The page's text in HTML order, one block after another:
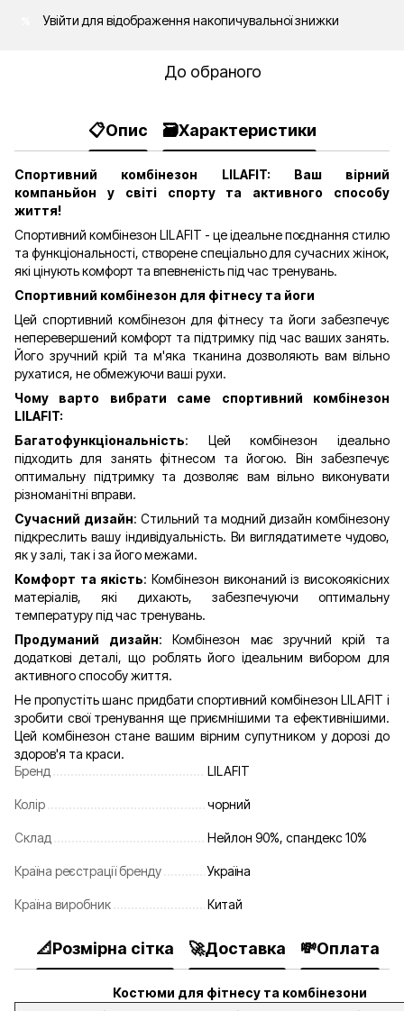
Увійти для відображення накопичувальної знижки
До обраного
📋Опис 🗃️Характеристики
Спортивний комбінезон LILAFIT: Ваш вірний
компаньйон у світі спорту та активного способу
життя!
Спортивний комбінезон LILAFIT - це ідеальне поєднання стилю
та функціональності, створене спеціально для сучасних жінок,
які цінують комфорт та впевненість під час тренувань.
Спортивний комбінезон для фітнесу та йоги
Цей спортивний комбінезон для фітнесу та йоги забезпечує
неперевершений комфорт та підтримку під час ваших занять.
Його зручний крій та м'яка тканина дозволяють вам вільно
рухатися, не обмежуючи ваші рухи.
Чому варто вибрати саме спортивний комбінезон
LILAFIT:
Багатофункціональність: Цей комбінезон ідеально
підходить для занять фітнесом та йогою. Він забезпечує
оптимальну підтримку та дозволяє вам вільно виконувати
різноманітні вправи.
Сучасний дизайн: Стильний та модний дизайн комбінезону
підкреслить вашу індивідуальність. Ви виглядатимете чудово,
як у залі, так і за його межами.
Комфорт та якість: Комбінезон виконаний із високоякісних
матеріалів, які дихають, забезпечуючи оптимальну
температуру під час тренувань.
Продуманий дизайн: Комбінезон має зручний крій та
додаткові деталі, що роблять його ідеальним вибором для
активного способу життя.
Не пропустіть шанс придбати спортивний комбінезон LILAFIT і
зробити свої тренування ще приємнішими та ефективнішими.
Цей комбінезон стане вашим вірним супутником у дорозі до
здоров'я та краси.
Бренд
LILAFIT
Колір чорний
Склад Нейлон 90%, спандекс 10%
Країна реєстрації бренду Україна
Країна виробник Китай
📐Розмірна сітка 🚀Доставка 💸Оплата
Костюми для фітнесу та комбінезони